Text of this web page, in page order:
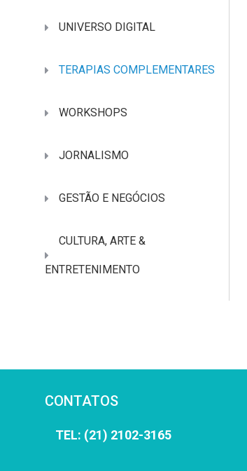
UNIVERSO DIGITAL
TERAPIAS COMPLEMENTARES
WORKSHOPS
JORNALISMO
GESTÃO E NEGÓCIOS
CULTURA, ARTE &
ENTRETENIMENTO
CONTATOS
TEL: (21) 2102-3165